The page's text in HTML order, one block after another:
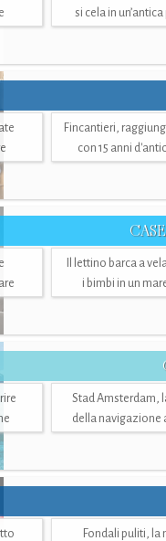
si cela in
Fincantieri,
con 15 anni
Il lettino barca a
i bimbi in un
Stad Amsterdam,
della navigazione
Fondali puliti, la